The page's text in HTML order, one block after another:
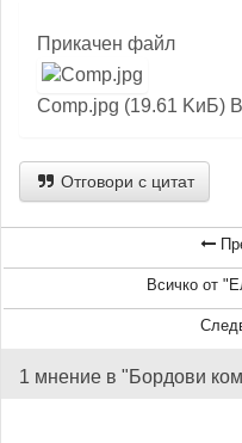
Прикачен файл
Comp.jpg (19.61 KиБ)
Отговори с цитат
Всичко от
1 мнение в "Бордови